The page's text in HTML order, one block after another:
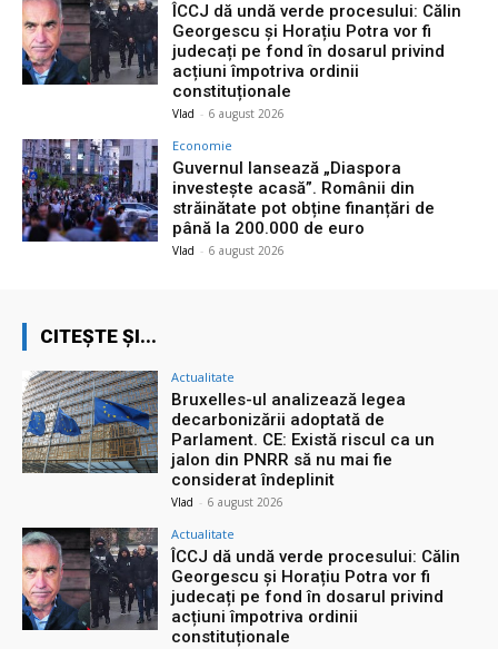
ÎCCJ dă undă verde procesului: Călin
Georgescu și Horațiu Potra vor fi
judecați pe fond în dosarul privind
acțiuni împotriva ordinii
constituționale
Vlad - 6 august 2026
Economie
Guvernul lansează „Diaspora
investește acasă”. Românii din
străinătate pot obține finanțări de
până la 200.000 de euro
Vlad - 6 august 2026
CITEȘTE ȘI...
Actualitate
Bruxelles-ul analizează legea
decarbonizării adoptată de
Parlament. CE: Există riscul ca un
jalon din PNRR să nu mai fie
considerat îndeplinit
Vlad - 6 august 2026
Actualitate
ÎCCJ dă undă verde procesului: Călin
Georgescu și Horațiu Potra vor fi
judecați pe fond în dosarul privind
acțiuni împotriva ordinii
constituționale